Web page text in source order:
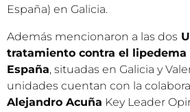
España) en Galicia.
Además mencionaron a las dos
tratamiento contra el lipedema
España, situadas en Galicia y
unidades cuentan con la
Alejandro Acuña Key Leader